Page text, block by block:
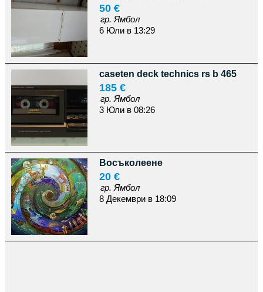
50 €
гр. Ямбол
6 Юли в 13:29
caseten deck technics rs b 465
185 €
гр. Ямбол
3 Юли в 08:26
Восъколеене
20 €
гр. Ямбол
8 Декември в 18:09